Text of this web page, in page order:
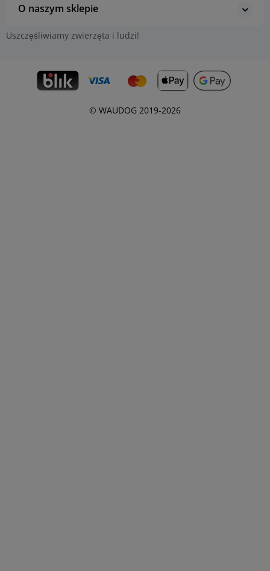
O naszym sklepie
Uszczęśliwiamy zwierzęta i ludzi!
© WAUDOG 2019-2026